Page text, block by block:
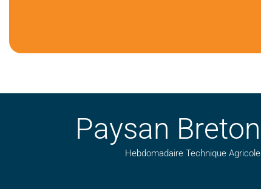
Paysan Breton
Hebdomadaire Technique Agricole